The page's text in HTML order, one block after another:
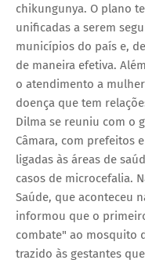
chikungunya. O plano
unificadas a serem
municípios do país e,
de maneira efetiva.
o atendimento a
doença que tem
Dilma se reuniu com o
Câmara, com prefeitos
ligadas às áreas de
casos de microcefalia.
Saúde, que aconteceu
informou que o
combate" ao mosquito
trazido às gestantes